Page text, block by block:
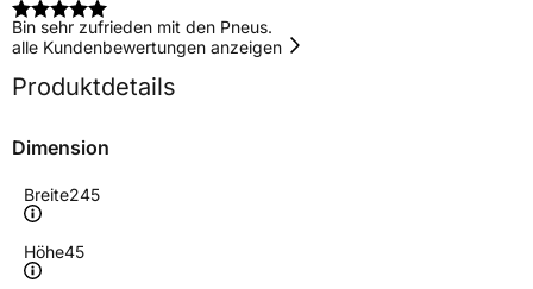
Bin sehr zufrieden mit den Pneus.
alle Kundenbewertungen anzeigen
Produktdetails
Dimension
Breite245
Höhe45